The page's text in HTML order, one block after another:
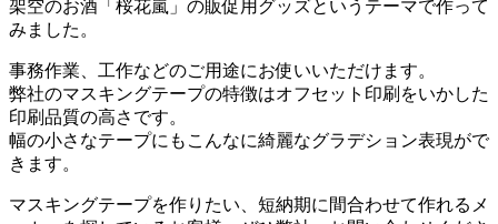
架空のお酒「桜花嵐」の販促用グッズというテーマで作って
みました。
事務作業、工作などのご用途にお使いいただけます。
弊社のマスキングテープの特徴はオフセット印刷をいかした
印刷品質の高さです。
幅の小さなテープにもこんなに綺麗なグラデション表現がで
きます。
マスキングテープを作りたい、短納期に間合わせて作れるメ